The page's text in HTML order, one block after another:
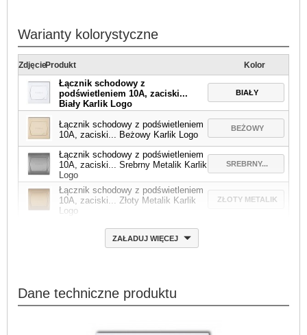
Warianty kolorystyczne
ZdjęcieProdukt Kolor
Łącznik schodowy z
podświetleniem 10A, zaciski...
Biały Karlik Logo
BIAŁY
Łącznik schodowy z podświetleniem
10A, zaciski... Beżowy Karlik Logo
BEŻOWY
Łącznik schodowy z podświetleniem
10A, zaciski... Srebrny Metalik Karlik
Logo
SREBRNY...
Łącznik schodowy z podświetleniem
10A, zaciski... Złoty Metalik Karlik
Logo
ZŁOTY METALIK
ZAŁADUJ WIĘCEJ
Dane techniczne produktu